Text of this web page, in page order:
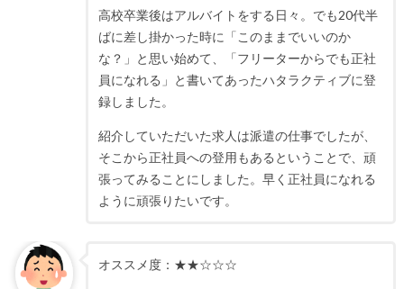
高校卒業後はアルバイトをする日々。でも20代半
ばに差し掛かった時に「このままでいいのか
な？」と思い始めて、「フリーターからでも正社
員になれる」と書いてあったハタラクティブに登
録しました。
紹介していただいた求人は派遣の仕事でしたが、
そこから正社員への登用もあるということで、頑
張ってみることにしました。早く正社員になれる
ように頑張りたいです。
オススメ度：★★☆☆☆